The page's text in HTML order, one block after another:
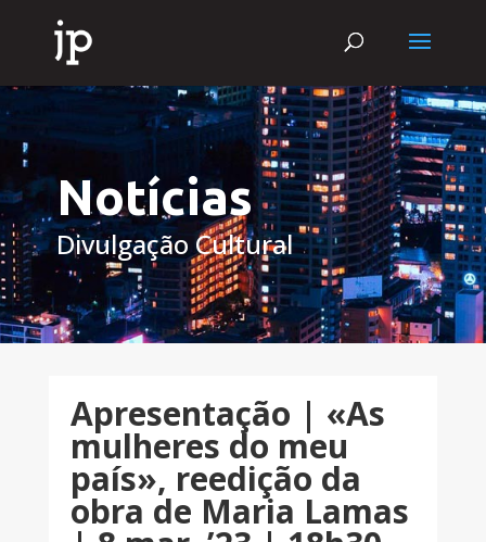
Notícias
Divulgação Cultural
Apresentação | «As
mulheres do meu
país», reedição da
obra de Maria Lamas